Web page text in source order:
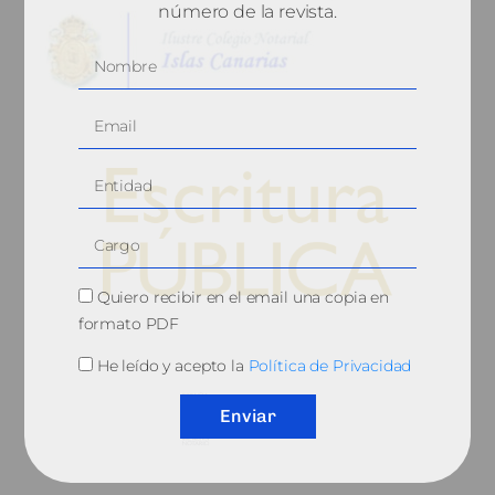
© 2010, Consejo General del Notariado
número de la revista.
Quiero recibir en el email una copia en
formato PDF
He leído y acepto la Política de Privacidad
Enviar